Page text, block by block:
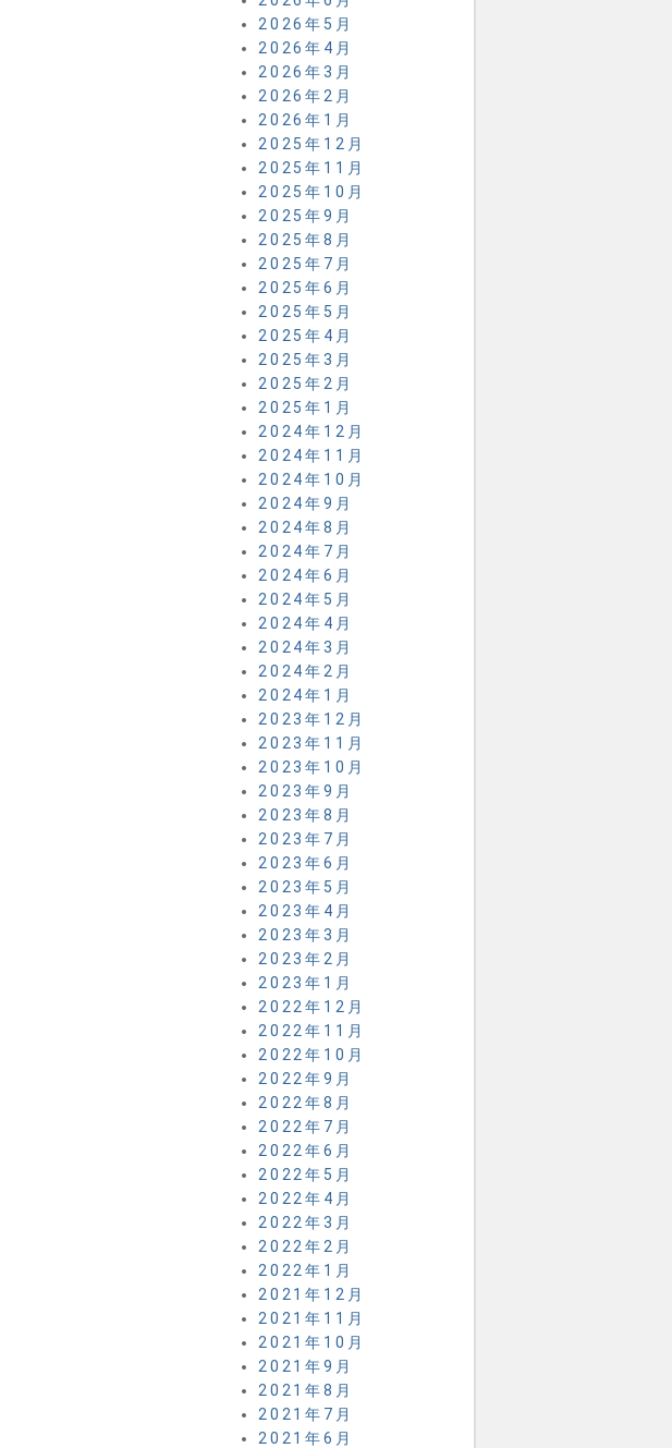
2026年5月
2026年4月
2026年3月
2026年2月
2026年1月
2025年12月
2025年11月
2025年10月
2025年9月
2025年8月
2025年7月
2025年6月
2025年5月
2025年4月
2025年3月
2025年2月
2025年1月
2024年12月
2024年11月
2024年10月
2024年9月
2024年8月
2024年7月
2024年6月
2024年5月
2024年4月
2024年3月
2024年2月
2024年1月
2023年12月
2023年11月
2023年10月
2023年9月
2023年8月
2023年7月
2023年6月
2023年5月
2023年4月
2023年3月
2023年2月
2023年1月
2022年12月
2022年11月
2022年10月
2022年9月
2022年8月
2022年7月
2022年6月
2022年5月
2022年4月
2022年3月
2022年2月
2022年1月
2021年12月
2021年11月
2021年10月
2021年9月
2021年8月
2021年7月
2021年6月